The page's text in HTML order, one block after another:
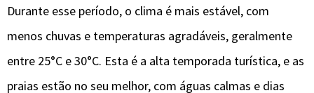
Durante esse período, o clima é mais estável, com
menos chuvas e temperaturas agradáveis, geralmente
entre 25°C e 30°C. Esta é a alta temporada turística, e as
praias estão no seu melhor, com águas calmas e dias